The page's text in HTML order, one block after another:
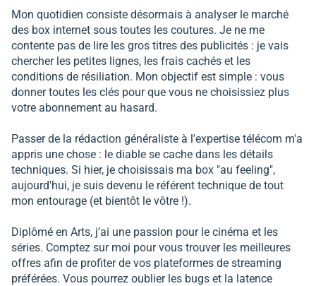
Mon quotidien consiste désormais à analyser le marché
des box internet sous toutes les coutures. Je ne me
contente pas de lire les gros titres des publicités : je vais
chercher les petites lignes, les frais cachés et les
conditions de résiliation. Mon objectif est simple : vous
donner toutes les clés pour que vous ne choisissiez plus
votre abonnement au hasard.
Passer de la rédaction généraliste à l'expertise télécom m'a
appris une chose : le diable se cache dans les détails
techniques. Si hier, je choisissais ma box "au feeling",
aujourd'hui, je suis devenu le référent technique de tout
mon entourage (et bientôt le vôtre !).
Diplômé en Arts, j’ai une passion pour le cinéma et les
séries. Comptez sur moi pour vous trouver les meilleures
offres afin de profiter de vos plateformes de streaming
préférées. Vous pourrez oublier les bugs et la latence